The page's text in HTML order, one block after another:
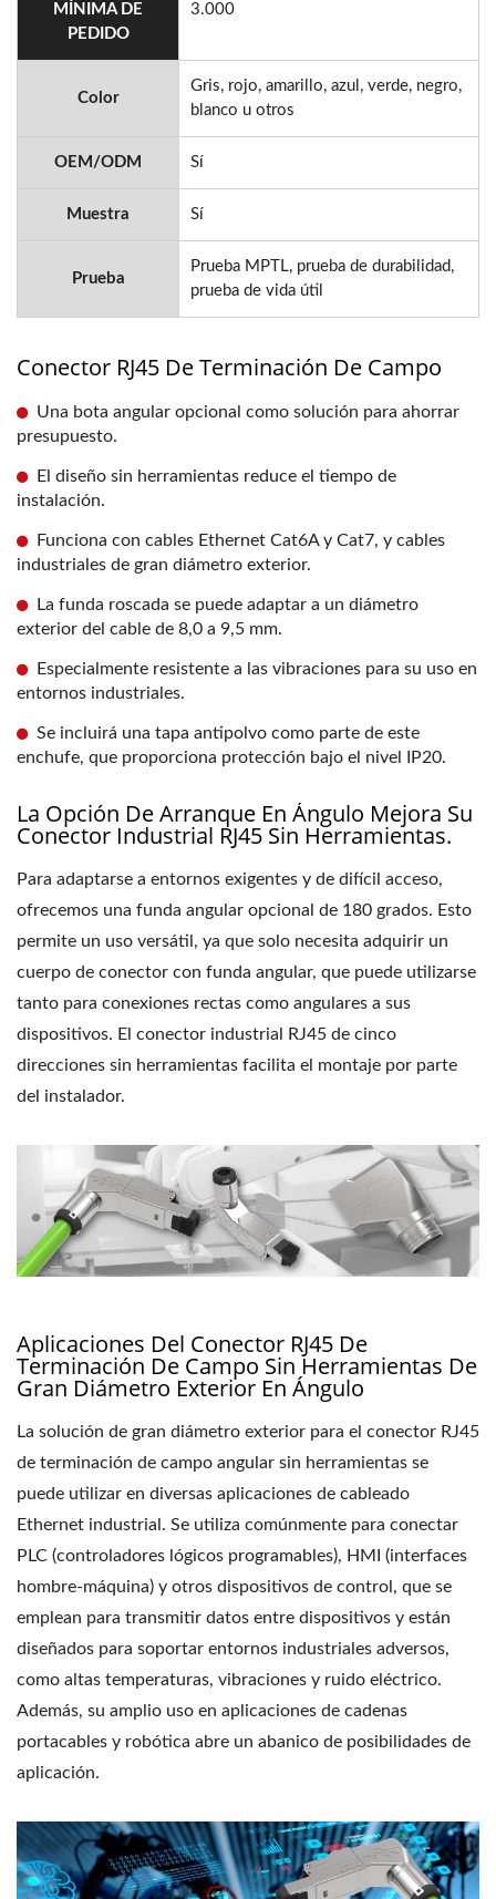
MÍNIMA DE
PEDIDO
3.000
Color
Gris, rojo, amarillo, azul, verde, negro,
blanco u otros
OEM/ODM Sí
Muestra Sí
Prueba
Prueba MPTL, prueba de durabilidad,
prueba de vida útil
Conector RJ45 De Terminación De Campo
Una bota angular opcional como solución para ahorrar
presupuesto.
El diseño sin herramientas reduce el tiempo de
instalación.
Funciona con cables Ethernet Cat6A y Cat7, y cables
industriales de gran diámetro exterior.
La funda roscada se puede adaptar a un diámetro
exterior del cable de 8,0 a 9,5 mm.
Especialmente resistente a las vibraciones para su uso en
entornos industriales.
Se incluirá una tapa antipolvo como parte de este
enchufe, que proporciona protección bajo el nivel IP20.
La Opción De Arranque En Ángulo Mejora Su
Conector Industrial RJ45 Sin Herramientas.
Para adaptarse a entornos exigentes y de difícil acceso,
ofrecemos una funda angular opcional de 180 grados. Esto
permite un uso versátil, ya que solo necesita adquirir un
cuerpo de conector con funda angular, que puede utilizarse
tanto para conexiones rectas como angulares a sus
dispositivos. El conector industrial RJ45 de cinco
direcciones sin herramientas facilita el montaje por parte
del instalador.
Aplicaciones Del Conector RJ45 De
Terminación De Campo Sin Herramientas De
Gran Diámetro Exterior En Ángulo
La solución de gran diámetro exterior para el conector RJ45
de terminación de campo angular sin herramientas se
puede utilizar en diversas aplicaciones de cableado
Ethernet industrial. Se utiliza comúnmente para conectar
PLC (controladores lógicos programables), HMI (interfaces
hombre-máquina) y otros dispositivos de control, que se
emplean para transmitir datos entre dispositivos y están
diseñados para soportar entornos industriales adversos,
como altas temperaturas, vibraciones y ruido eléctrico.
Además, su amplio uso en aplicaciones de cadenas
portacables y robótica abre un abanico de posibilidades de
aplicación.